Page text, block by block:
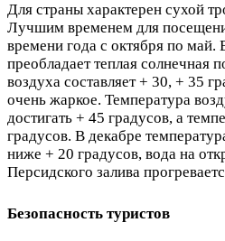
Для страны характерен сухой
Лучшим временем для
времени года с октября по май.
преобладает теплая солнечная
воздуха составляет + 30, + 35
очень жаркое. Температура
достигать + 45 градусов, а
градусов. В декабре
ниже + 20 градусов, вода на
Персидского залива
Безопасность туристов